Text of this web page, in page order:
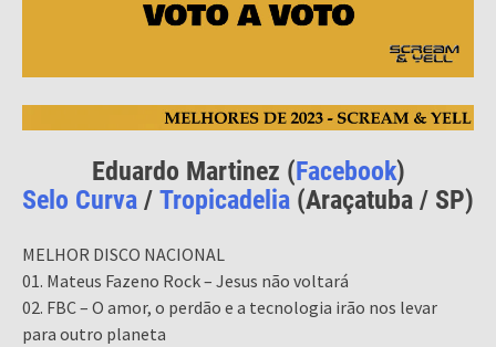
Eduardo Martinez (Facebook)
Selo Curva / Tropicadelia (Araçatuba / SP)
MELHOR DISCO NACIONAL
01. Mateus Fazeno Rock – Jesus não voltará
02. FBC – O amor, o perdão e a tecnologia irão nos levar
para outro planeta